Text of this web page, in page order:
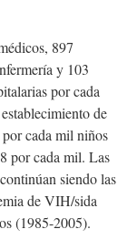
897
y 103
por cada
de
cada mil niños
por cada mil. Las
siendo las
de VIH/sida
(1985-2005).